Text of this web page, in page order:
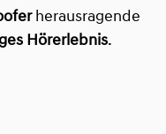
herausragende
Hörerlebnis.